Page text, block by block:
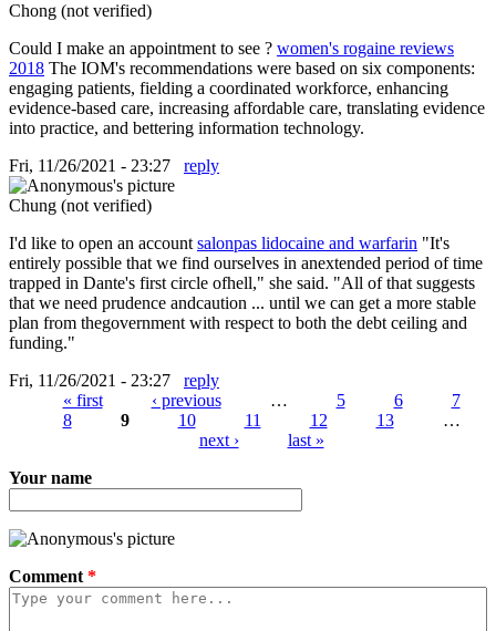
Chong (not verified)
Could I make an appointment to see ? women's rogaine reviews
2018 The IOM's recommendations were based on six components:
engaging patients, fielding a coordinated workforce, enhancing
evidence-based care, increasing affordable care, translating evidence
into practice, and bettering information technology.
Fri, 11/26/2021 - 23:27
reply
Chung (not verified)
I'd like to open an account salonpas lidocaine and warfarin "It's
entirely possible that we find ourselves in anextended period of time
trapped in Dante's first circle ofhell," she said. "All of that suggests
that we need prudence andcaution ... until we can get a more stable
plan from thegovernment with respect to both the debt ceiling and
funding."
Fri, 11/26/2021 - 23:27
reply
Pages
« first ‹ previous … 5 6
7
8
9 10 11 12 13
…
next ›
last »
Your name
Comment *